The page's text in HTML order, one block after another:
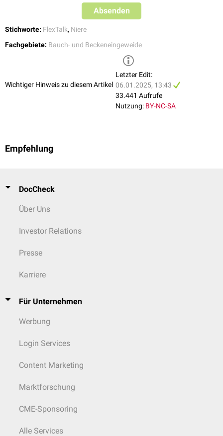
Absenden
Stichworte: FlexTalk, Niere
Fachgebiete: Bauch- und Beckeneingeweide
Wichtiger Hinweis zu diesem Artikel
Letzter Edit:
06.01.2025, 13:43
33.441 Aufrufe
Nutzung: BY-NC-SA
Empfehlung
DocCheck
Über Uns
Investor Relations
Presse
Karriere
Für Unternehmen
Werbung
Login Services
Content Marketing
Marktforschung
CME-Sponsoring
Alle Services